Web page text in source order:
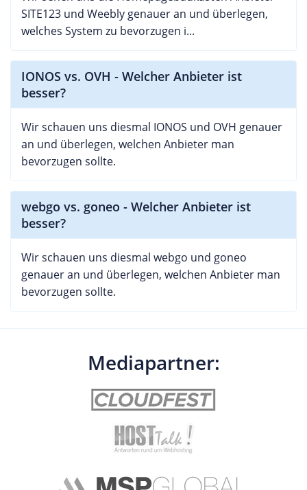
SITE123 und Weebly genauer an und überlegen,
welches System zu bevorzugen i...
IONOS vs. OVH - Welcher Anbieter ist
besser?
Wir schauen uns diesmal IONOS und OVH genauer
an und überlegen, welchen Anbieter man
bevorzugen sollte.
webgo vs. goneo - Welcher Anbieter ist
besser?
Wir schauen uns diesmal webgo und goneo
genauer an und überlegen, welchen Anbieter man
bevorzugen sollte.
Mediapartner: